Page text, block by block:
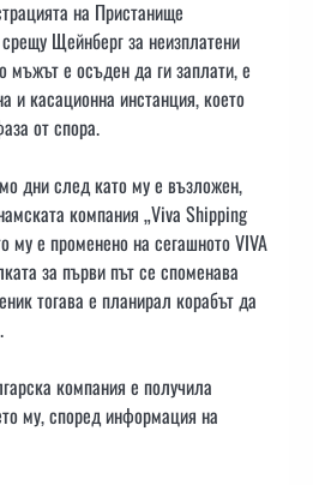
на Пристанище
Щейнберг за неизплатени
мъжът е осъден да ги заплати, е
и касационна инстанция, което
от спора.
дни след като му е възложен,
компания „Viva Shipping
му е променено на сегашното VIVA
за първи път се споменава
тогава е планирал корабът да
компания е получила
му, според информация на